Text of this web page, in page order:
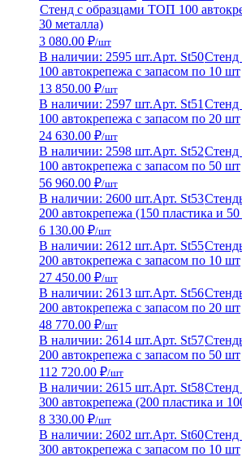
Стенд с образцами ТОП 100
30 металла)
3 080.00 ₽/шт
В наличии: 2595 шт.Арт. St50
100 автокрепежа с запасом по 10 шт
13 850.00 ₽/шт
В наличии: 2597 шт.Арт. St51
100 автокрепежа с запасом по 20 шт
24 630.00 ₽/шт
В наличии: 2598 шт.Арт. St52
100 автокрепежа с запасом по 50 шт
56 960.00 ₽/шт
В наличии: 2600 шт.Арт. St53
200 автокрепежа (150 пластика и
6 130.00 ₽/шт
В наличии: 2612 шт.Арт. St55
200 автокрепежа с запасом по 10 шт
27 450.00 ₽/шт
В наличии: 2613 шт.Арт. St56
200 автокрепежа с запасом по 20 шт
48 770.00 ₽/шт
В наличии: 2614 шт.Арт. St57
200 автокрепежа с запасом по 50 шт
112 720.00 ₽/шт
В наличии: 2615 шт.Арт. St58
300 автокрепежа (200 пластика и
8 330.00 ₽/шт
В наличии: 2602 шт.Арт. St60
300 автокрепежа с запасом по 10 шт